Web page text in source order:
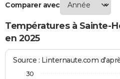
Comparer avec
Températures à Sainte-
en 2025
Source : Linternaute.com
30